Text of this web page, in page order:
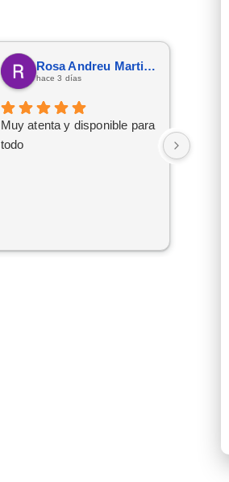
Rosa Andreu Martinez
hace 3 días
Muy atenta y disponible para
todo
Una
hoy
y
que
las
Una